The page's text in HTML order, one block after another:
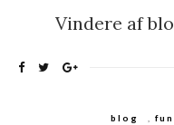
Vindere af
blog , fun